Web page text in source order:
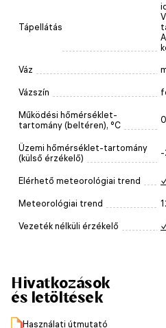
Tápellátás
Váz
Vázszín
Működési hőmérséklet-
tartomány (beltéren), °C
Üzemi hőmérséklet-tartomány
(külső érzékelő)
-
Elérhető meteorológiai trend
Meteorológiai trend
Vezeték nélküli érzékelő
Hivatkozások
és letöltések
Használati útmutató